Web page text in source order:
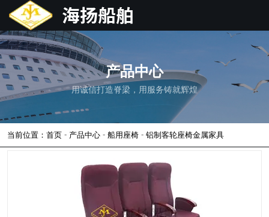
产品中心
用诚信打造脊梁，用服务铸就辉煌
当前位置：首页 - 产品中心 - 船用座椅 - 铝制客轮座椅金属家具